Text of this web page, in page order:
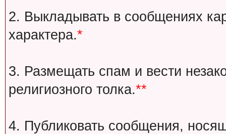
2. Выкладывать в сообщениях
характера.*
3. Размещать спам и вести
религиозного толка.**
4. Публиковать сообщения,